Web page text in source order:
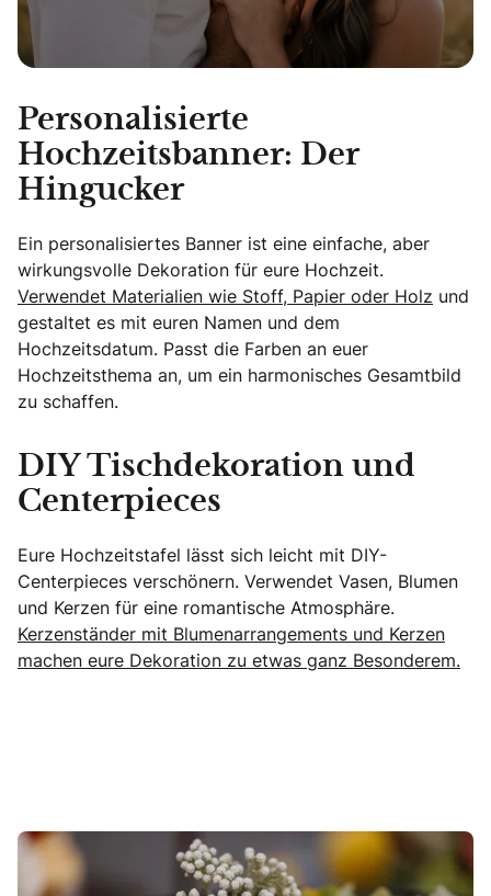
Personalisierte
Hochzeitsbanner: Der
Hingucker
Ein personalisiertes Banner ist eine einfache, aber
wirkungsvolle Dekoration für eure Hochzeit.
Verwendet Materialien wie Stoff, Papier oder Holz und
gestaltet es mit euren Namen und dem
Hochzeitsdatum. Passt die Farben an euer
Hochzeitsthema an, um ein harmonisches Gesamtbild
zu schaffen.
DIY Tischdekoration und
Centerpieces
Eure Hochzeitstafel lässt sich leicht mit DIY-
Centerpieces verschönern. Verwendet Vasen, Blumen
und Kerzen für eine romantische Atmosphäre.
Kerzenständer mit Blumenarrangements und Kerzen
machen eure Dekoration zu etwas ganz Besonderem.